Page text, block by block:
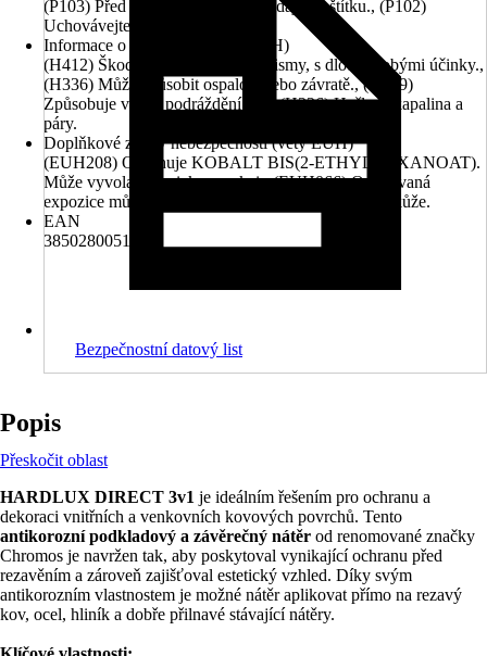
(P103) Před použitím si přečtěte údaje na štítku., (P102)
Uchovávejte mimo dosah dětí.
Informace o nebezpečnosti (věty H)
(H412) Škodlivý pro vodní organismy, s dlouhodobými účinky.,
(H336) Může způsobit ospalost nebo závratě., (H319)
Způsobuje vážné podráždění očí., (H226) Hořlavá kapalina a
páry.
Doplňkové znaky nebezpečnosti (věty EUH)
(EUH208) Obsahuje KOBALT BIS(2-ETHYLHEXANOAT).
Může vyvolat alergickou reakci., (EUH066) Opakovaná
expozice může způsobit vysušení nebo popraskání kůže.
EAN
3850280051530
Bezpečnostní datový list
Popis
Přeskočit oblast
HARDLUX DIRECT 3v1 je ideálním řešením pro ochranu a
dekoraci vnitřních a venkovních kovových povrchů. Tento
antikorozní podkladový a závěrečný nátěr od renomované značky
Chromos je navržen tak, aby poskytoval vynikající ochranu před
rezavěním a zároveň zajišťoval estetický vzhled. Díky svým
antikorozním vlastnostem je možné nátěr aplikovat přímo na rezavý
kov, ocel, hliník a dobře přilnavé stávající nátěry.